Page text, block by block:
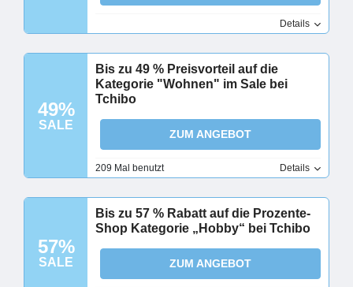
Details
49%
SALE
Bis zu 49 % Preisvorteil auf die
Kategorie "Wohnen" im Sale bei
Tchibo
ZUM ANGEBOT
209 Mal benutzt Details
57%
SALE
Bis zu 57 % Rabatt auf die Prozente-
Shop Kategorie „Hobby“ bei Tchibo
ZUM ANGEBOT